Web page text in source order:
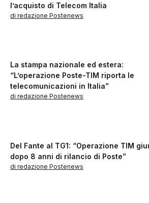
l’acquisto di Telecom Italia
di redazione Postenews
La stampa nazionale ed estera:
“L’operazione Poste-TIM riporta le
telecomunicazioni in Italia”
di redazione Postenews
Del Fante al TG1: “Operazione TIM
dopo 8 anni di rilancio di Poste”
di redazione Postenews